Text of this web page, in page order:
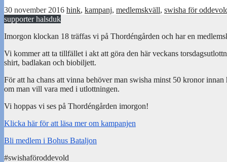
30 november 2016 hink, kampanj, medlemskväll, swisha för
supporter halsduk
Imorgon klockan 18 träffas vi på Thordéngården och har en
Vi kommer att ta tillfället i akt att göra den här veckans
shirt, badlakan och biobiljett.
För att ha chans att vinna behöver man swisha minst 50 kronor
om man vill vara med i utlottningen.
Vi hoppas vi ses på Thordéngården imorgon!
Klicka här för att läsa mer om kampanjen
Bli medlem i Bohus Bataljon
#swishaföroddevold